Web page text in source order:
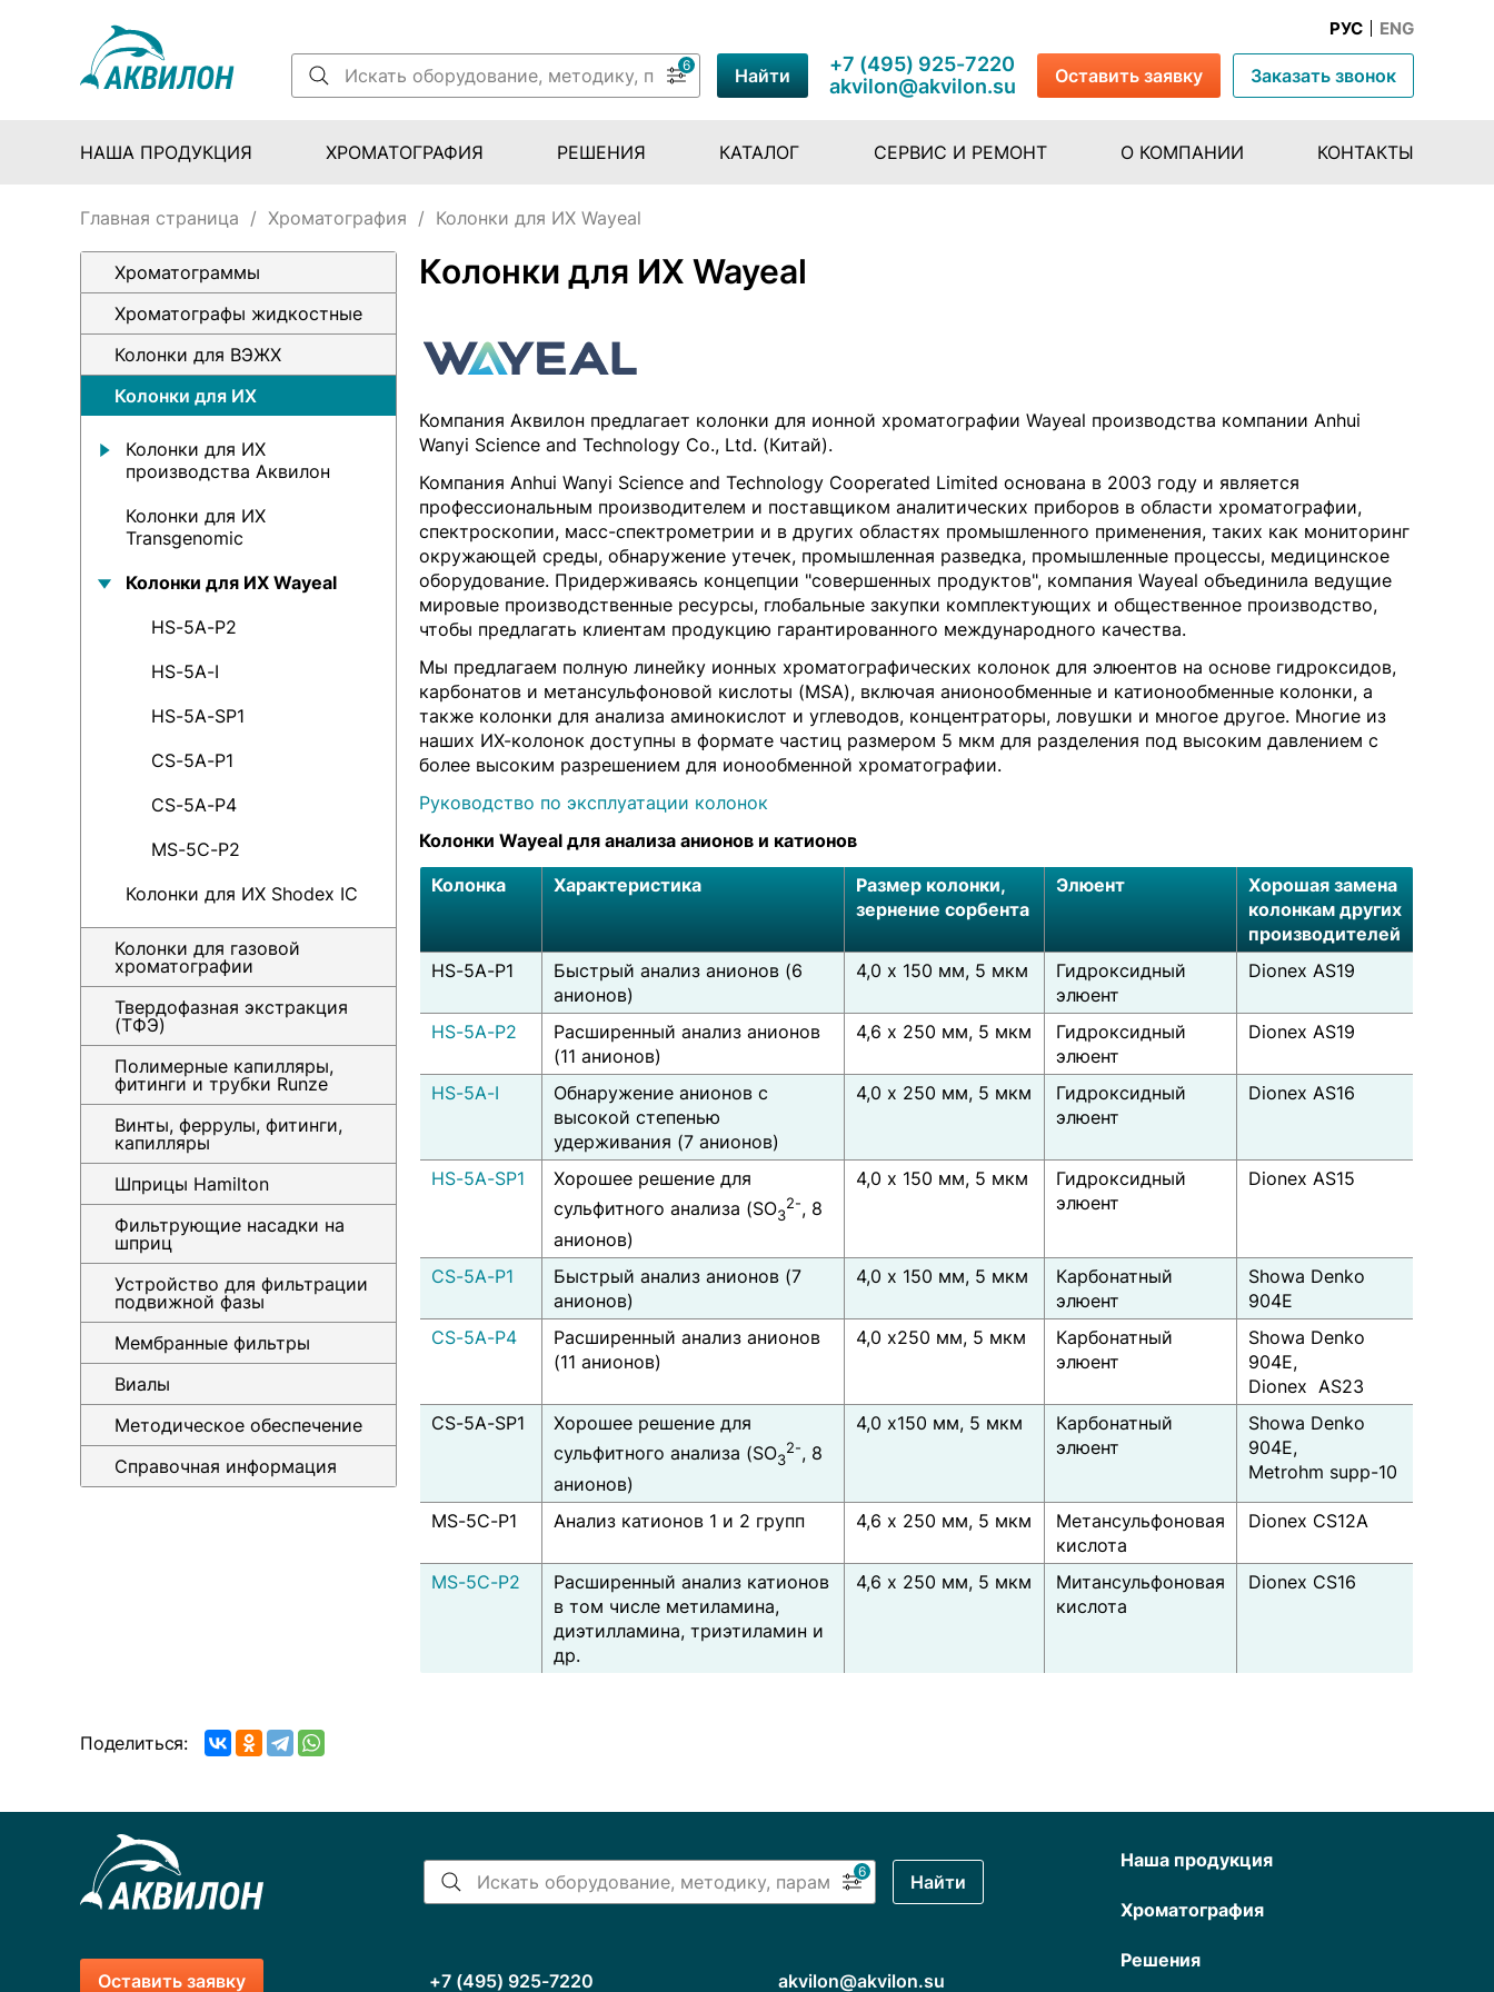
РУС ENG
6 Найти
+7 (495) 925-7220
akvilon@akvilon.su
Оставить заявку Заказать звонок
НАША ПРОДУКЦИЯ ХРОМАТОГРАФИЯ РЕШЕНИЯ КАТАЛОГ СЕРВИС И РЕМОНТ О КОМПАНИИ КОНТАКТЫ
Главная страница / Хроматография / Колонки для ИХ Wayeal
Колонки для ИХ Wayeal
Компания Аквилон предлагает колонки для ионной хроматографии Wayeal производства компании Anhui
Wanyi Science and Technology Co., Ltd. (Китай).
Компания Anhui Wanyi Science and Technology Cooperated Limited основана в 2003 году и является
профессиональным производителем и поставщиком аналитических приборов в области хроматографии,
спектроскопии, масс-спектрометрии и в других областях промышленного применения, таких как мониторинг
окружающей среды, обнаружение утечек, промышленная разведка, промышленные процессы, медицинское
оборудование. Придерживаясь концепции "совершенных продуктов", компания Wayeal объединила ведущие
мировые производственные ресурсы, глобальные закупки комплектующих и общественное производство,
чтобы предлагать клиентам продукцию гарантированного международного качества.
Мы предлагаем полную линейку ионных хроматографических колонок для элюентов на основе гидроксидов,
карбонатов и метансульфоновой кислоты (MSA), включая анионообменные и катионообменные колонки, а
также колонки для анализа аминокислот и углеводов, концентраторы, ловушки и многое другое. Многие из
наших ИХ-колонок доступны в формате частиц размером 5 мкм для разделения под высоким давлением с
более высоким разрешением для ионообменной хроматографии.
Руководство по эксплуатации колонок
Колонки Wayeal для анализа анионов и катионов
Колонка
Характеристика
Размер колонки,
зернение сорбента
Элюент
Хорошая замена
колонкам других
производителей
HS-5A-P1
Быстрый анализ анионов (6
анионов)
4,0 x 150 мм, 5 мкм
Гидроксидный
элюент
Dionex AS19
HS-5A-P2
Расширенный анализ анионов
(11 анионов)
4,6 x 250 мм, 5 мкм
Гидроксидный
элюент
Dionex AS19
HS-5A-I
Обнаружение анионов с
высокой степенью
удерживания (7 анионов)
4,0 x 250 мм, 5 мкм
Гидроксидный
элюент
Dionex AS16
HS-5A-SP1
Хорошее решение для
сульфитного анализа (SO3
2-, 8
анионов)
4,0 x 150 мм, 5 мкм
Гидроксидный
элюент
Dionex AS15
CS-5A-P1
Быстрый анализ анионов (7
анионов)
4,0 x 150 мм, 5 мкм
Карбонатный
элюент
Showa Denko
904E
CS-5A-P4
Расширенный анализ анионов
(11 анионов)
4,0 x250 мм, 5 мкм
Карбонатный
элюент
Showa Denko
904E,
Dionex AS23
CS-5A-SP1
Хорошее решение для
сульфитного анализа (SO3
2-, 8
анионов)
4,0 x150 мм, 5 мкм
Карбонатный
элюент
Showa Denko
904E,
Metrohm supp-10
MS-5C-P1 Анализ катионов 1 и 2 групп 4,6 x 250 мм, 5 мкм
Метансульфоновая
кислота
Dionex CS12A
MS-5C-P2
Расширенный анализ катионов
в том числе метиламина,
диэтилламина, триэтиламин и
др.
4,6 x 250 мм, 5 мкм
Митансульфоновая
кислота
Dionex CS16
Хроматограммы
Хроматографы жидкостные
Колонки для ВЭЖХ
Колонки для ИХ
Колонки для ИХ
производства Аквилон
Колонки для ИХ
Transgenomic
Колонки для ИХ Wayeal
HS-5A-P2
HS-5A-I
HS-5A-SP1
CS-5A-P1
CS-5A-P4
MS-5C-P2
Колонки для ИХ Shodex IC
Колонки для газовой
хроматографии
Твердофазная экстракция
(ТФЭ)
Полимерные капилляры,
фитинги и трубки Runze
Винты, феррулы, фитинги,
капилляры
Шприцы Hamilton
Фильтрующие насадки на
шприц
Устройство для фильтрации
подвижной фазы
Мембранные фильтры
Виалы
Методическое обеспечение
Справочная информация
Поделиться:
6 Найти
Оставить заявку +7 (495) 925-7220 akvilon@akvilon.su
Наша продукция
Хроматография
Решения